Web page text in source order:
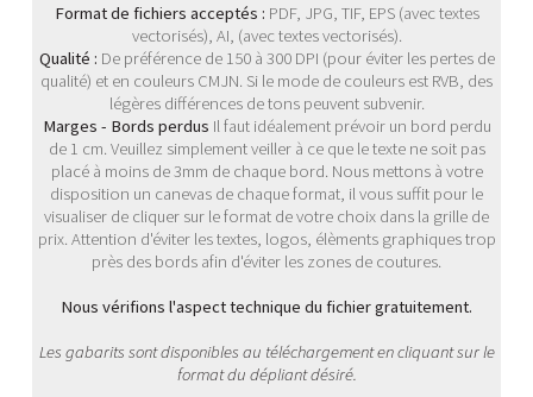
Format de fichiers acceptés : PDF, JPG, TIF, EPS (avec textes
vectorisés), AI, (avec textes vectorisés).
Qualité : De préférence de 150 à 300 DPI (pour éviter les pertes de
qualité) et en couleurs CMJN. Si le mode de couleurs est RVB, des
légères différences de tons peuvent subvenir.
Marges - Bords perdus Il faut idéalement prévoir un bord perdu
de 1 cm. Veuillez simplement veiller à ce que le texte ne soit pas
placé à moins de 3mm de chaque bord. Nous mettons à votre
disposition un canevas de chaque format, il vous suffit pour le
visualiser de cliquer sur le format de votre choix dans la grille de
prix. Attention d'éviter les textes, logos, élèments graphiques trop
près des bords afin d'éviter les zones de coutures.
Nous vérifions l'aspect technique du fichier gratuitement.
Les gabarits sont disponibles au téléchargement en cliquant sur le
format du dépliant désiré.